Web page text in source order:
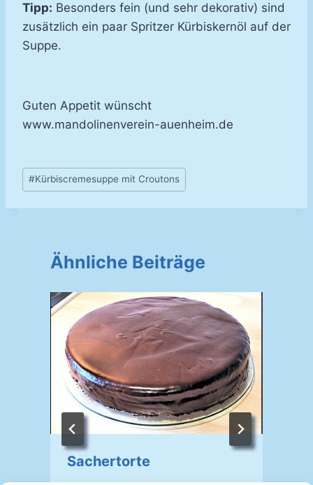
Tipp: Besonders fein (und sehr dekorativ) sind
zusätzlich ein paar Spritzer Kürbiskernöl auf der
Suppe.
Guten Appetit wünscht
www.mandolinenverein-auenheim.de
Schlagworte:
#Kürbiscremesuppe mit Croutons
Ähnliche Beiträge
Sachertorte